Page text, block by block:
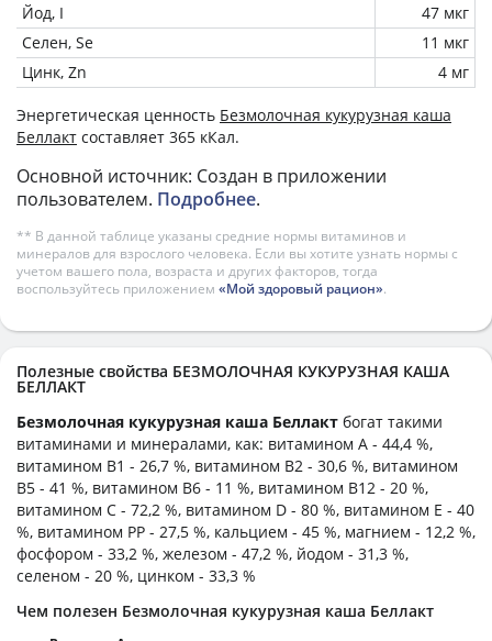
Йод, I
47 мкг
Селен, Se
11 мкг
Цинк, Zn
4 мг
Энергетическая ценность Безмолочная кукурузная каша
Беллакт составляет 365 кКал.
Основной источник: Создан в приложении
пользователем. Подробнее.
** В данной таблице указаны средние нормы витаминов и
минералов для взрослого человека. Если вы хотите узнать нормы с
учетом вашего пола, возраста и других факторов, тогда
воспользуйтесь приложением «Мой здоровый рацион».
Полезные свойства БЕЗМОЛОЧНАЯ КУКУРУЗНАЯ КАША
БЕЛЛАКТ
Безмолочная кукурузная каша Беллакт богат такими
витаминами и минералами, как: витамином А - 44,4 %,
витамином B1 - 26,7 %, витамином B2 - 30,6 %, витамином
B5 - 41 %, витамином B6 - 11 %, витамином B12 - 20 %,
витамином C - 72,2 %, витамином D - 80 %, витамином E - 40
%, витамином PP - 27,5 %, кальцием - 45 %, магнием - 12,2 %,
фосфором - 33,2 %, железом - 47,2 %, йодом - 31,3 %,
селеном - 20 %, цинком - 33,3 %
Чем полезен Безмолочная кукурузная каша Беллакт